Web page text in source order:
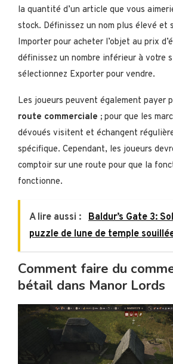
la quantité d’un article que vous
stock. Définissez un nom plus élevé et
Importer pour acheter l’objet au prix
définissez un nombre inférieur à votre
sélectionnez Exporter pour vendre.
Les joueurs peuvent également payer
route commerciale ; pour que les
dévoués visitent et échangent
spécifique. Cependant, les joueurs
comptoir sur une route pour que la
fonctionne.
A lire aussi :
Baldur’s Gate 3:
puzzle de lune de temple
Comment faire du
bétail dans Manor Lords